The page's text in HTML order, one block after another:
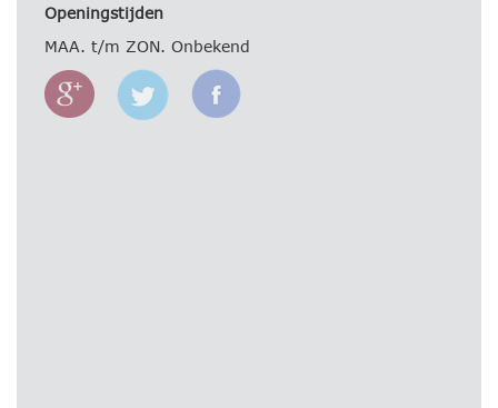
Openingstijden
MAA. t/m ZON. Onbekend